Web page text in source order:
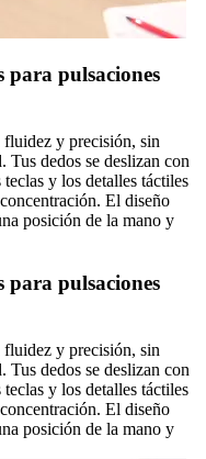
para pulsaciones
fluidez y precisión, sin
dedos se deslizan con
y los detalles táctiles
El diseño
posición de la mano y
para pulsaciones
fluidez y precisión, sin
dedos se deslizan con
y los detalles táctiles
El diseño
posición de la mano y